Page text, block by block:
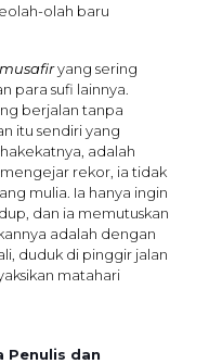
olah baru
musafiryang sering
para sufi lainnya.
berjalan tanpa
itu sendiri yang
adalah
rekor, ia tidak
mulia. Ia hanya ingin
dan ia memutuskan
adalah dengan
duduk di pinggir jalan
matahari
Penulis dan